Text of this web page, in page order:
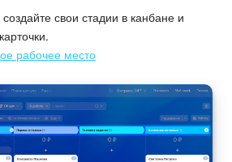
свои стадии в канбане и
рабочее место